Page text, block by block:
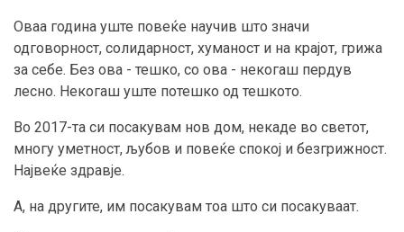
Оваа година уште повеќе научив што значи
одговорност, солидарност, хуманост и на крајот, грижа
за себе. Без ова - тешко, со ова - некогаш пердув
лесно. Некогаш уште потешко од тешкото.
Во 2017-та си посакувам нов дом, некаде во светот,
многу уметност, љубов и повеќе спокој и безгрижност.
Највеќе здравје.
А, на другите, им посакувам тоа што си посакуваат.